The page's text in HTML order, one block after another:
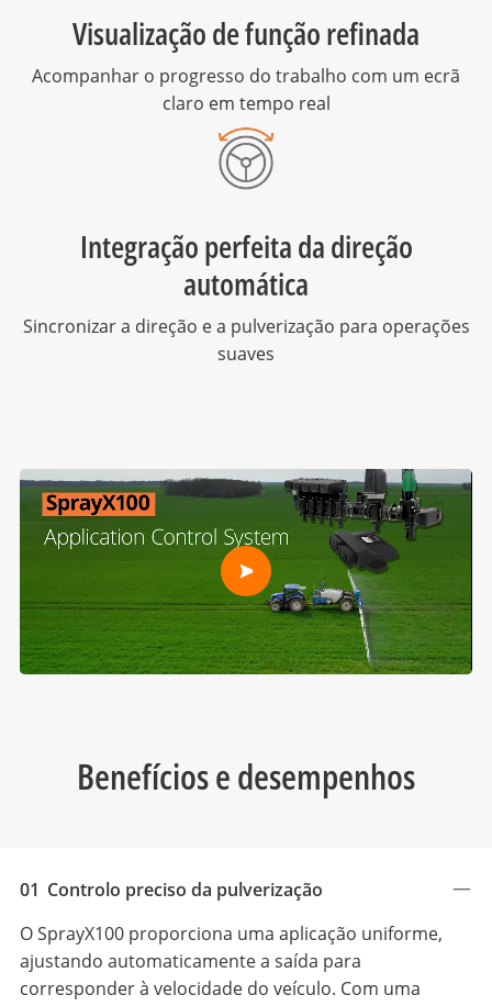
Visualização de função refinada
Acompanhar o progresso do trabalho com um ecrã
claro em tempo real
Integração perfeita da direção
automática
Sincronizar a direção e a pulverização para operações
suaves
Benefícios e desempenhos
01 Controlo preciso da pulverização
O SprayX100 proporciona uma aplicação uniforme,
ajustando automaticamente a saída para
corresponder à velocidade do veículo. Com uma